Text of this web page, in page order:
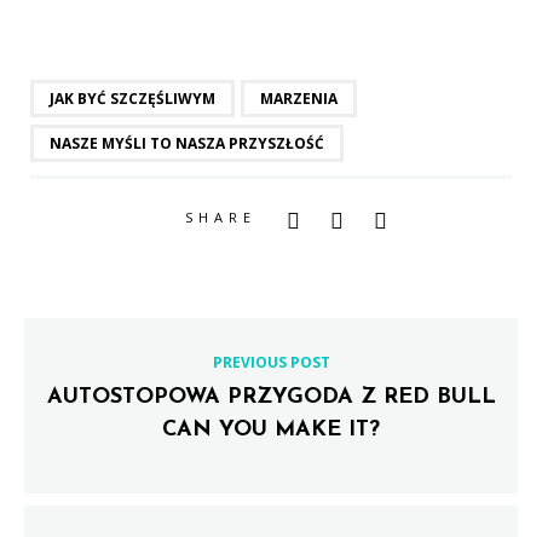
JAK BYĆ SZCZĘŚLIWYM MARZENIA
NASZE MYŚLI TO NASZA PRZYSZŁOŚĆ
SHARE
PREVIOUS POST
AUTOSTOPOWA PRZYGODA Z RED BULL
CAN YOU MAKE IT?